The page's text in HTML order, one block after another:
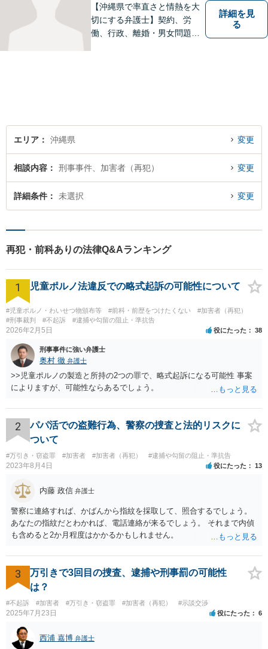
【沖縄県で率直さと情熱を大
切にする弁護士】契約、労
働、行政、離婚・男女問題、
詳細を見
る
エリア 沖縄県 変更
相談内容 刑事事件、加害者（再犯） 変更
詳細条件 未選択 変更
再犯・前科ありの法律Q&Aランキング
1 児童ポルノ法違反での略式起訴の可能性について
#児童ポルノ・わいせつ物頒布等 #前科・前歴をつけたくない
#加害者（再犯）
#刑事裁判
#不起訴 #逮捕や勾留の阻止・準抗告
2026年2月5日 役にたった 38
刑事事件に強い弁護士
奥村 徹 弁護士
>>児童ポルノの製造と所持の2つの罪で、略式起訴になる可能性 事案
によりますが、可能性ならあるでしょう。
2
パパ活での盗難行為、警察の捜査と法的リスクに
ついて
#万引き・窃盗罪 #加害者 #加害者（再犯） #逮捕や勾留の阻止・準抗告
2023年8月4日 役にたった 13
内藤 政信 弁護士
警察に連絡すれば、かばんから指紋を採取して、照合するでしょう。
あなたの指紋だとわかれば、電話連絡が来るでしょう。 それまで内偵
も含めると2か月程度はかかるかもしれません。
3
万引きで3回目の捜査、逮捕や刑事罰の可能性
は？
#不起訴 #加害者 #万引き・窃盗罪 #加害者（再犯） #示談交渉
2025年7月23日 役にたった 6
西浦 嘉博 弁護士